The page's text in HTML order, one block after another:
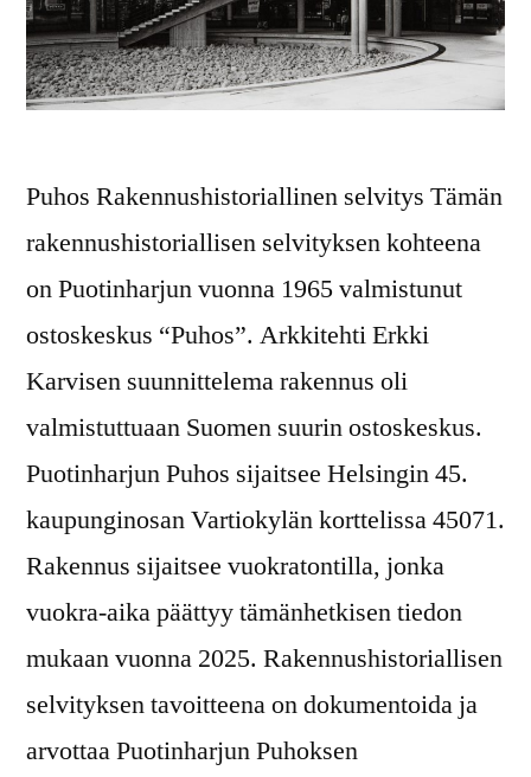
Puhos Rakennushistoriallinen selvitys Tämän
rakennushistoriallisen selvityksen kohteena
on Puotinharjun vuonna 1965 valmistunut
ostoskeskus “Puhos”. Arkkitehti Erkki
Karvisen suunnittelema rakennus oli
valmistuttuaan Suomen suurin ostoskeskus.
Puotinharjun Puhos sijaitsee Helsingin 45.
kaupunginosan Vartiokylän korttelissa 45071.
Rakennus sijaitsee vuokratontilla, jonka
vuokra-aika päättyy tämänhetkisen tiedon
mukaan vuonna 2025. Rakennushistoriallisen
selvityksen tavoitteena on dokumentoida ja
arvottaa Puotinharjun Puhoksen